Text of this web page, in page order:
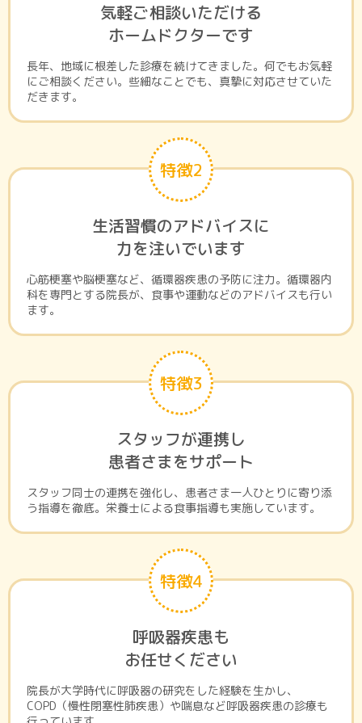
気軽ご相談いただける
ホームドクターです
長年、地域に根差した診療を続けてきました。何でもお気軽
にご相談ください。些細なことでも、真摯に対応させていた
だきます。
特徴2
生活習慣のアドバイスに
力を注いでいます
心筋梗塞や脳梗塞など、循環器疾患の予防に注力。循環器内
科を専門とする院長が、食事や運動などのアドバイスも行い
ます。
特徴3
スタッフが連携し
患者さまをサポート
スタッフ同士の連携を強化し、患者さま一人ひとりに寄り添
う指導を徹底。栄養士による食事指導も実施しています。
特徴4
呼吸器疾患も
お任せください
院長が大学時代に呼吸器の研究をした経験を生かし、
COPD（慢性閉塞性肺疾患）や喘息など呼吸器疾患の診療も